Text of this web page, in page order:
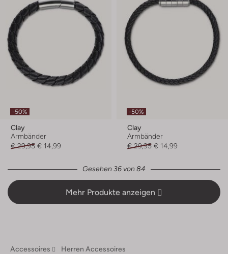
-50%
Clay
Armbänder
€ 29,95 € 14,99
-50%
Clay
Armbänder
€ 29,95 € 14,99
Gesehen 36 von 84
Mehr Produkte anzeigen
Accessoires Herren Accessoires